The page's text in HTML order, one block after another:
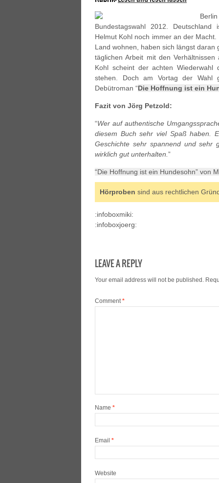
Bundestagswahl 2012.
Helmut Kohl noch immer an der
Land wohnen, haben sich längst
täglichen Arbeit mit den
Kohl scheint der achten Wiederwahl
stehen. Doch am Vortag der
Debütroman “Die Hoffnung ist ein
Fazit von Jörg Petzold:
“Wer auf authentische
diesem Buch sehr viel Spaß haben.
Geschichte sehr spannend und
wirklich gut unterhalten. ”
“Die Hoffnung ist ein Hundesohn” von
Hörproben sind aus rechtlichen
:infoboxmiki:
:infoboxjoerg:
LEAVE A REPLY
Your email address will not be published.
Comment*
Name *
Email *
Website